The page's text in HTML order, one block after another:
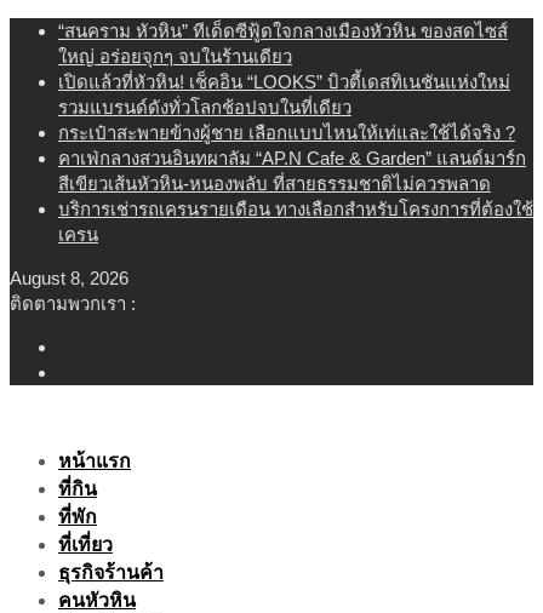
Skip
content
“สนคราม หัวหิน” ทีเด็ดซีฟู้ดใจกลางเมืองหัวหิน ของสดไซส์
ใหญ่ อร่อยจุกๆ จบในร้านเดียว
เปิดแล้วที่หัวหิน! เช็คอิน “LOOKS” บิวตี้เดสทิเนชันแห่งใหม่
รวมแบรนด์ดังทั่วโลกช้อปจบในที่เดียว
กระเป๋าสะพายข้างผู้ชาย เลือกแบบไหนให้เท่และใช้ได้จริง ?
คาเฟ่กลางสวนอินทผาลัม “AP.N Cafe & Garden” แลนด์มาร์ก
สีเขียวเส้นหัวหิน-หนองพลับ ที่สายธรรมชาติไม่ควรพลาด
บริการเช่ารถเครนรายเดือน ทางเลือกสำหรับโครงการที่ต้องใช้
เครน
August 8, 2026
ติดตามพวกเรา :
หน้าแรก
ที่กิน
ที่พัก
ที่เที่ยว
ธุรกิจร้านค้า
คนหัวหิน